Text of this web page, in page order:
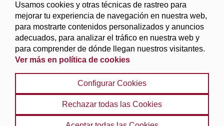
Usamos cookies y otras técnicas de rastreo para
mejorar tu experiencia de navegación en nuestra web,
para mostrarte contenidos personalizados y anuncios
adecuados, para analizar el tráfico en nuestra web y
para comprender de dónde llegan nuestros visitantes.
Ver más en política de cookies
Configurar Cookies
Rechazar todas las Cookies
©2025 Diputación de Granada
Aviso legal y Política de privacidad | Política de cookies
Protección de datos | Accesibilidad | Búsqueda |
Mapa web